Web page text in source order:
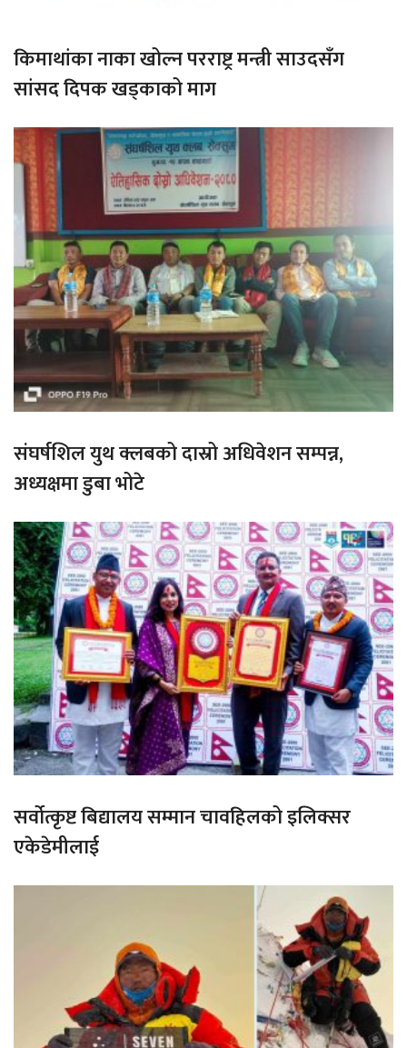
किमाथांका नाका खोल्न परराष्ट्र मन्त्री साउदसँग
सांसद दिपक खड्काको माग
संघर्षशिल युथ क्लबको दास्रो अधिवेशन सम्पन्न,
अध्यक्षमा डुबा भोटे
सर्वोत्कृष्ट बिद्यालय सम्मान चावहिलको इलिक्सर
एकेडेमीलाई